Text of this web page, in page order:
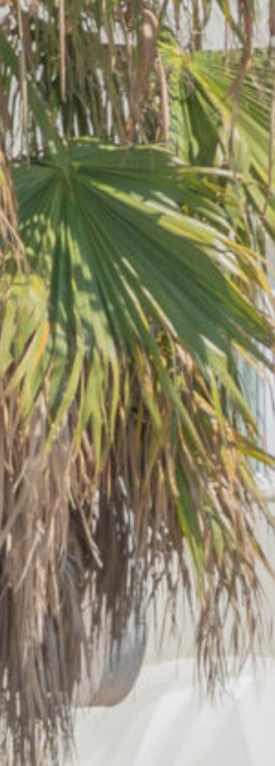
L'HG Hotel Il Settebello offre 39 camere in stile
Com'è il servizio di ristorazione
Il Ristorante Panoramico dell'HG Hotel Il Settebello è
La connessione Wi-Fi è inclusa
Sì, l'HG Hotel Il Settebello offre gratuitamente una
Qual è la politica dell'hotel
HG Hotel Il Settebello è una struttura pet-friendly che
L'hotel è consigliato per una
Sì, l'HG Hotel Il Settebello è ideale per le famiglie
La struttura è accessibile agli
Sì, l'HG Hotel Il Settebello garantisce la piena
Quali attrazioni si possono
L'HG Hotel Il Settebello dista solo 1,2 km dall'Acqua